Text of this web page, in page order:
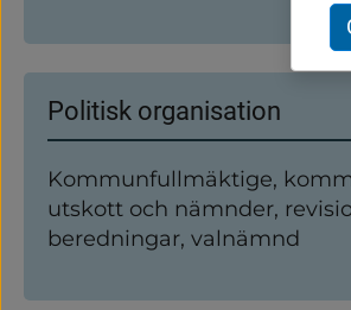
Politisk organisation
Kommunfullmäktige,
utskott och nämnder,
beredningar, valnämnd